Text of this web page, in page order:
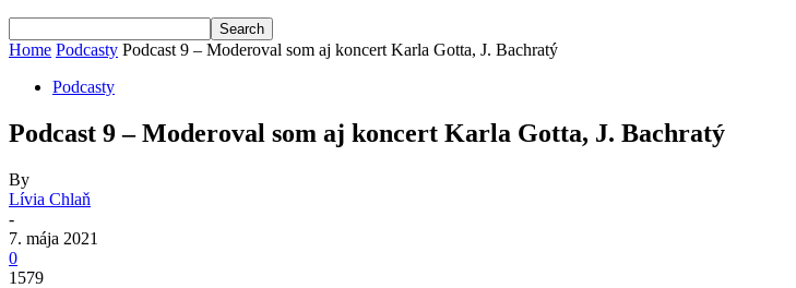
Home Podcasty Podcast 9 – Moderoval som aj koncert Karla Gotta, J. Bachratý
Podcasty
Podcast 9 – Moderoval som aj koncert Karla Gotta, J. Bachratý
By
Lívia Chlaň
-
7. mája 2021
0
1579